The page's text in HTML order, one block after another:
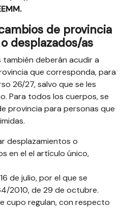
de provincia
desplazados/as
deberán acudir a
que corresponda, para
26/27, salvo que se les
Para todos los cuerpos, se
provincia para personas que
desplazamientos o
en el el artículo único,
de julio, por el que se
2010, de 29 de octubre.
cupo regulan, con respecto